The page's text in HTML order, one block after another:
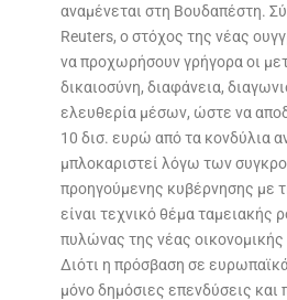
αναμένεται στη Βουδαπέστη.
Reuters, ο στόχος της νέας
να προχωρήσουν γρήγορα οι
δικαιοσύνη, διαφάνεια,
ελευθερία μέσων, ώστε να
10 δισ. ευρώ από τα κονδύλια
μπλοκαριστεί λόγω των
προηγούμενης κυβέρνησης με
είναι τεχνικό θέμα ταμειακής
πυλώνας της νέας
Διότι η πρόσβαση σε
μόνο δημόσιες επενδύσεις και